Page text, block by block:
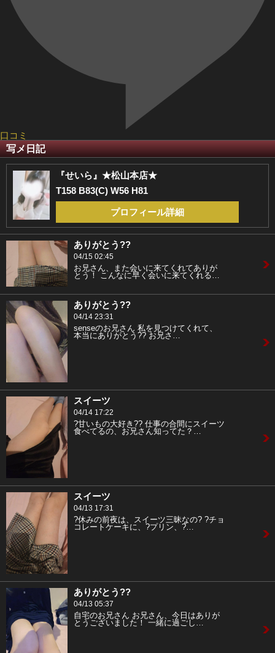
口コミ
写メ日記
『せいら』★松山本店★
T158 B83(C) W56 H81
プロフィール詳細
ありがとう??
04/15 02:45
お兄さん、また会いに来てくれてありが
とう！ こんなに早く会いに来てくれる…
ありがとう??
04/14 23:31
senseのお兄さん 私を見つけてくれて、
本当にありがとう?? お兄さ…
スイーツ
04/14 17:22
?甘いもの大好き?? 仕事の合間にスイーツ
食べてるの、お兄さん知ってた？…
スイーツ
04/13 17:31
?休みの前夜は、スイーツ三昧なの? ?チョ
コレートケーキに、?プリン、?…
ありがとう??
04/13 05:37
自宅のお兄さん お兄さん、今日はありが
とうございました！ 一緒に過ごし…